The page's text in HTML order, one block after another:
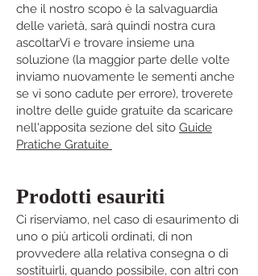
che il nostro scopo è la salvaguardia
delle varietà, sarà quindi nostra cura
ascoltarVi e trovare insieme una
soluzione (la maggior parte delle volte
inviamo nuovamente le sementi anche
se vi sono cadute per errore), troverete
inoltre delle guide gratuite da scaricare
nell'apposita sezione del sito Guide
Pratiche Gratuite
Prodotti esauriti
Ci riserviamo, nel caso di esaurimento di
uno o più articoli ordinati, di non
provvedere alla relativa consegna o di
sostituirli, quando possibile, con altri con